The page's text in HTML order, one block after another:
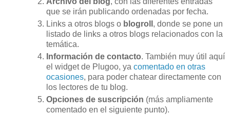
que se irán publicando ordenadas por fecha.
Links a otros blogs o blogroll , donde se pone un
listado de links a otros blogs relacionados con la
temática.
Información de contacto. También muy útil aquí
el widget de Plugoo, ya comentado en otras
ocasiones, para poder chatear directamente con
los lectores de tu blog.
Opciones de suscripción (más ampliamente
comentado en el siguiente punto).